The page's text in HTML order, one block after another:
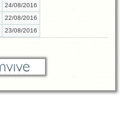
24/08/2016
22/08/2016
23/08/2016